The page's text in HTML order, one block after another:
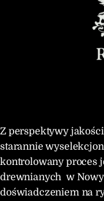
Z perspektywy
starannie
kontrolowany proces
drewnianych w
doświadczeniem na